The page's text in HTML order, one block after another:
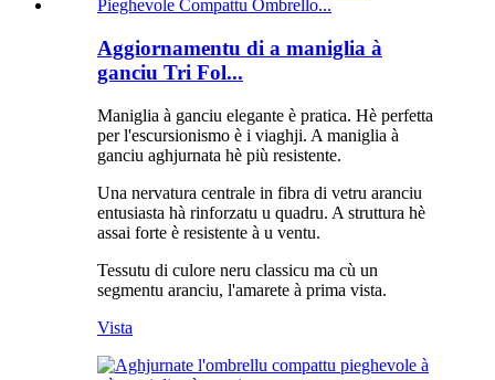
Aggiornamentu di a maniglia à
ganciu Tri Fol...
Maniglia à ganciu elegante è pratica. Hè perfetta
per l'escursionismo è i viaghji. A maniglia à
ganciu aghjurnata hè più resistente.
Una nervatura centrale in fibra di vetru aranciu
entusiasta hà rinforzatu u quadru. A struttura hè
assai forte è resistente à u ventu.
Tessutu di culore neru classicu ma cù un
segmentu aranciu, l'amarete à prima vista.
Vista